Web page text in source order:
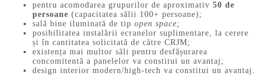
pentru acomodarea grupurilor de aproximativ 50 de
persoane (capacitatea sălii 100+ persoane);
sală bine iluminată de tip open space;
posibilitatea instalării ecranelor suplimentare, la cerere
și în cantitatea solicitată de către CRJM;
existența mai multor săli pentru desfășurarea
concomitentă a panelelor va constitui un avantaj;
design interior modern/high-tech va constitui un avantaj.